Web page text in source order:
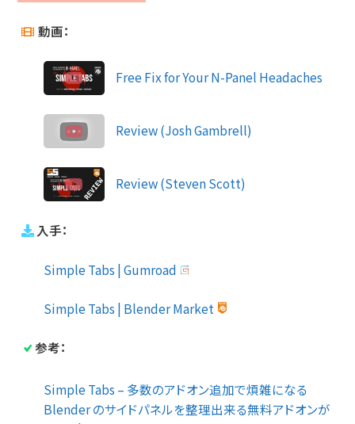
動画：
Free Fix for Your N-Panel Headaches
Review (Josh Gambrell)
Review (Steven Scott)
入手：
Simple Tabs | Gumroad
Simple Tabs | Blender Market
参考：
Simple Tabs – 多数のアドオン追加で煩雑になる
Blender のサイドパネルを整理出来る無料アドオンが